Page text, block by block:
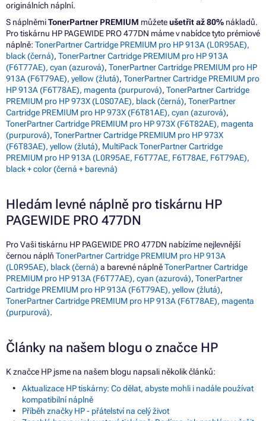
originálních náplní.
S náplněmiTonerPartner PREMIUM můžeteušetřit až 80% nákladů.
Pro tiskárnu HP PAGEWIDE PRO 477DN máme v nabídce tyto prémiové
náplně: TonerPartner Cartridge PREMIUM pro HP 913A (L0R95AE),
black (černá), TonerPartner Cartridge PREMIUM pro HP 913A
(F6T77AE), cyan (azurová), TonerPartner Cartridge PREMIUM pro HP
913A (F6T79AE), yellow (žlutá), TonerPartner Cartridge PREMIUM pro
HP 913A (F6T78AE), magenta (purpurová), TonerPartner Cartridge
PREMIUM pro HP 973X (L0S07AE), black (černá), TonerPartner
Cartridge PREMIUM pro HP 973X (F6T81AE), cyan (azurová),
TonerPartner Cartridge PREMIUM pro HP 973X (F6T82AE), magenta
(purpurová), TonerPartner Cartridge PREMIUM pro HP 973X
(F6T83AE), yellow (žlutá), MultiPack TonerPartner Cartridge
PREMIUM pro HP 913A (L0R95AE, F6T77AE, F6T78AE, F6T79AE),
black + color (černá + barevná)
Hledám levné náplně pro tiskárnu HP
PAGEWIDE PRO 477DN
Pro Vaši tiskárnu HP PAGEWIDE PRO 477DN nabízíme nejlevnější
černou náplň TonerPartner Cartridge PREMIUM pro HP 913A
(L0R95AE), black (černá) a barevné náplněTonerPartner Cartridge
PREMIUM pro HP 913A (F6T77AE), cyan (azurová), TonerPartner
Cartridge PREMIUM pro HP 913A (F6T79AE), yellow (žlutá),
TonerPartner Cartridge PREMIUM pro HP 913A (F6T78AE), magenta
(purpurová).
Články na našem blogu o značce HP
K značce HP jsme na našem blogu napsali několik článků:
Aktualizace HP tiskárny: Co dělat, abyste mohli i nadále používat
kompatibilní náplně
Příběh značky HP - přátelství na celý život